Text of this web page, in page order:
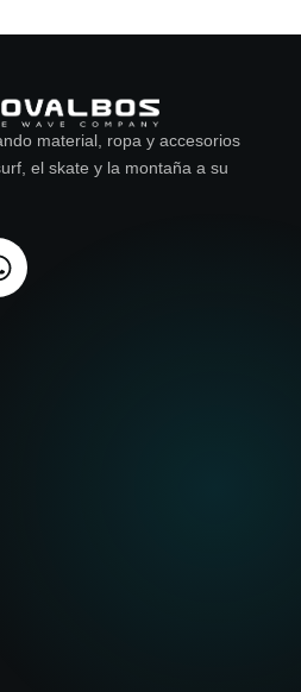
material, ropa y accesorios
el skate y la montaña a su